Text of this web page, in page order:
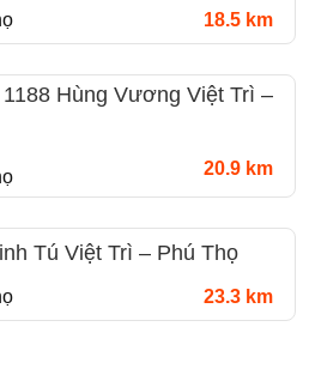
18.5 km
Hùng Vương Việt Trì –
20.9 km
Tú Việt Trì – Phú Thọ
23.3 km